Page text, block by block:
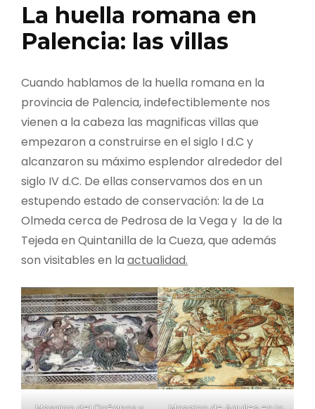
La huella romana en
Palencia: las villas
Cuando hablamos de la huella romana en la
provincia de Palencia, indefectiblemente nos
vienen a la cabeza las magnificas villas que
empezaron a construirse en el siglo I d.C y
alcanzaron su máximo esplendor alrededor del
siglo IV d.C. De ellas conservamos dos en un
estupendo estado de conservación: la de La
Olmeda cerca de Pedrosa de la Vega y la de la
Tejeda en Quintanilla de la Cueza, que además
son visitables en la actualidad.